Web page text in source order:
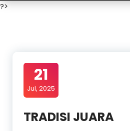
?>
21
Jul, 2025
TRADISI JUARA